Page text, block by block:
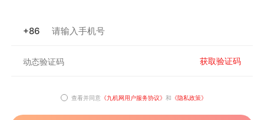
+86
获取验证码
查看并同意 《九机网用户服务协议》 和 《隐私政策》